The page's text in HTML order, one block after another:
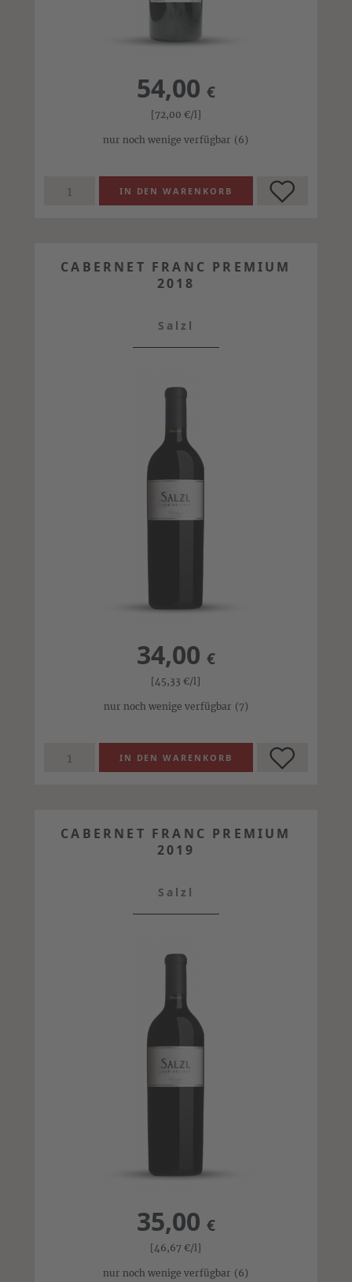
54,00 €
[72,00 €/l]
nur noch wenige verfügbar (6)
CABERNET FRANC PREMIUM
2018
Salzl
34,00 €
[45,33€/l]
nur noch wenige verfügbar (7)
CABERNET FRANC PREMIUM
2019
Salzl
35,00 €
[46,67€/l]
nur noch wenige verfügbar (6)